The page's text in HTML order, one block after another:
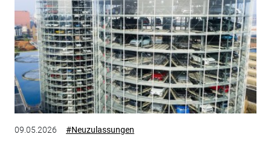
09.05.2026 #Neuzulassungen